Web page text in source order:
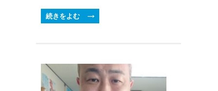
続きをよむ